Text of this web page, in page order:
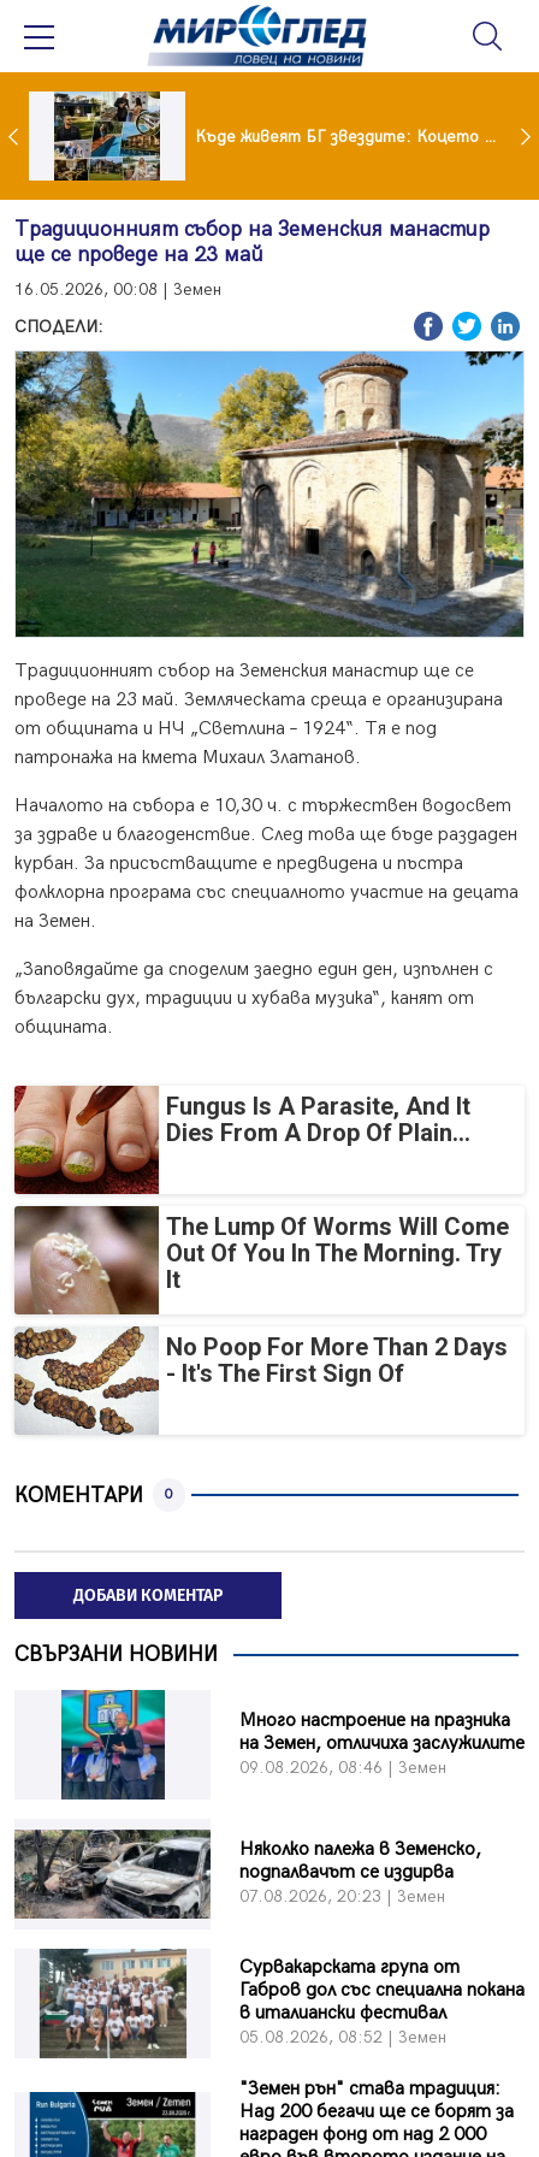
Ето го новият на Мартина от "Ергенът" Къде живеят БГ звездите: Коцето с дворец, Лозанова с имение, Миро с дом за над 2 млн. евро
Традиционният събор на Земенския манастир
ще се проведе на 23 май
16.05.2026, 00:08 | Земен
СПОДЕЛИ:
Традиционният събор на Земенския манастир ще се
проведе на 23 май. Земляческата среща е организирана
от общината и НЧ „Светлина – 1924“. Тя е под
патронажа на кмета Михаил Златанов.
Началото на събора е 10,30 ч. с тържествен водосвет
за здраве и благоденствие. След това ще бъде раздаден
курбан. За присъстващите е предвидена и пъстра
фолклорна програма със специалното участие на децата
на Земен.
„Заповядайте да споделим заедно един ден, изпълнен с
български дух, традиции и хубава музика“, канят от
общината.
Fungus Is A Parasite, And It
Dies From A Drop Of Plain...
The Lump Of Worms Will Come
Out Of You In The Morning. Try
It
No Poop For More Than 2 Days
- It's The First Sign Of
КОМЕНТАРИ 0
ДОБАВИ КОМЕНТАР
СВЪРЗАНИ НОВИНИ
Много настроение на празника
на Земен, отличиха заслужилите
09.08.2026, 08:46 | Земен
Няколко палежа в Земенско,
подпалвачът се издирва
07.08.2026, 20:23 | Земен
Сурвакарската група от
Габров дол със специална покана
в италиански фестивал
05.08.2026, 08:52 | Земен
"Земен рън" става традиция:
Над 200 бегачи ще се борят за
награден фонд от над 2 000